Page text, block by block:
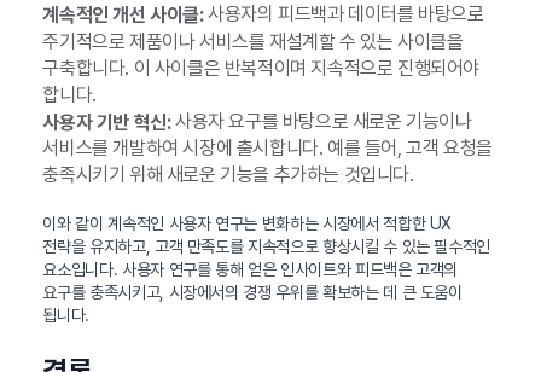
계속적인 개선 사이클:사용자의 피드백과 데이터를 바탕으로
주기적으로 제품이나 서비스를 재설계할 수 있는 사이클을
구축합니다. 이 사이클은 반복적이며 지속적으로 진행되어야
합니다.
사용자 기반 혁신:사용자 요구를 바탕으로 새로운 기능이나
서비스를 개발하여 시장에 출시합니다. 예를 들어, 고객 요청을
충족시키기 위해 새로운 기능을 추가하는 것입니다.
이와 같이 계속적인 사용자 연구는 변화하는 시장에서 적합한 UX
전략을 유지하고, 고객 만족도를 지속적으로 향상시킬 수 있는 필수적인
요소입니다. 사용자 연구를 통해 얻은 인사이트와 피드백은 고객의
요구를 충족시키고, 시장에서의 경쟁 우위를 확보하는 데 큰 도움이
됩니다.